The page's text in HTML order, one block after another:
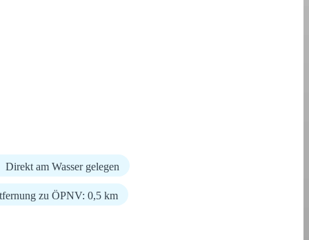
Direkt am Wasser gelegen
zu ÖPNV: 0,5 km